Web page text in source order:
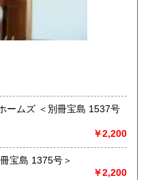
をテーマにした「村の古本
活を送るための 様々な遊び
旅、 趣味、健康、文芸、経
いテーマを扱います。
ームズ ＜別冊宝島 1537号
￥2,200
宝島 1375号＞
￥2,200